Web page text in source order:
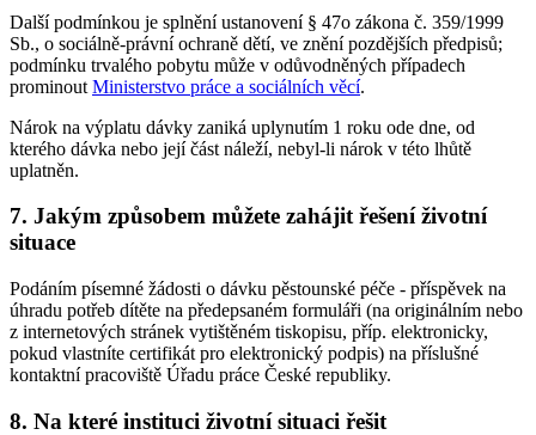
Další podmínkou je splnění ustanovení § 47o zákona č. 359/1999
Sb., o sociálně-právní ochraně dětí, ve znění pozdějších předpisů;
podmínku trvalého pobytu může v odůvodněných případech
prominout Ministerstvo práce a sociálních věcí.
Nárok na výplatu dávky zaniká uplynutím 1 roku ode dne, od
kterého dávka nebo její část náleží, nebyl-li nárok v této lhůtě
uplatněn.
7. Jakým způsobem můžete zahájit řešení životní
situace
Podáním písemné žádosti o dávku pěstounské péče - příspěvek na
úhradu potřeb dítěte na předepsaném formuláři (na originálním nebo
z internetových stránek vytištěném tiskopisu, příp. elektronicky,
pokud vlastníte certifikát pro elektronický podpis) na příslušné
kontaktní pracoviště Úřadu práce České republiky.
8. Na které instituci životní situaci řešit